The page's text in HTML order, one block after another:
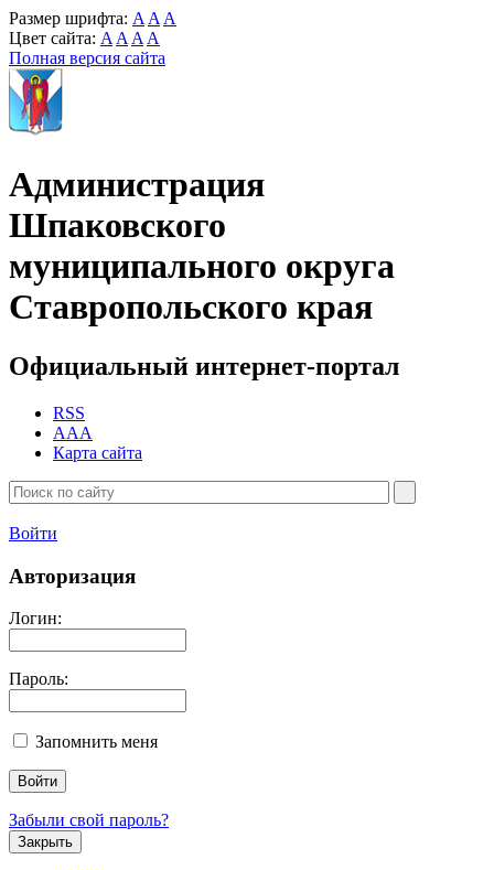
Размер шрифта: A A A
Цвет сайта: A A A A
Полная версия сайта
Администрация
Шпаковского
муниципального округа
Ставропольского края
Официальный интернет-портал
RSS
AAA
Карта сайта
Войти
Авторизация
Логин:
Пароль:
Запомнить меня
Забыли свой пароль?
Закрыть